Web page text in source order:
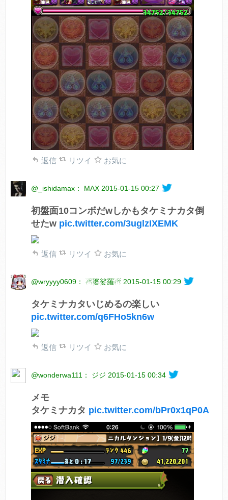
返信 リツイ お気に
@_ishidamax： MAX 2015-01-15 00:27
初盤面10コンボだwしかもタケミナカタ倒
せたw pic.twitter.com/3uglzIXEMK
返信 リツイ お気に
@wryyyy0609： ☃婆娑羅☃ 2015-01-15 00:29
タケミナカタいじめるの楽しい
pic.twitter.com/q6FHo5kn6w
返信 リツイ お気に
@wonderwa111： ジジ 2015-01-15 00:34
メモ
タケミナカタ pic.twitter.com/bPr0x1qP0A